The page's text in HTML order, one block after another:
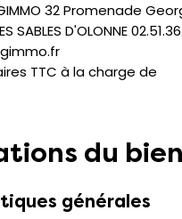
32 Promenade
SABLES D'OLONNE
TTC à la charge de
du bien
générales